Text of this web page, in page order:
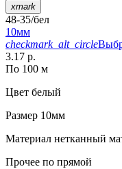
xmark
48-35/бел
10мм
checkmark_alt_circle
3.17 р.
По 100 м
Цвет белый
Размер 10мм
Материал нетканный
Прочее по прямой